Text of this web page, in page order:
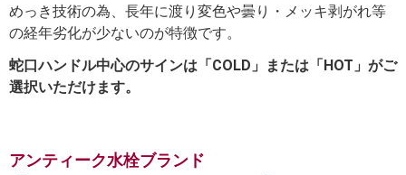
めっき技術の為、長年に渡り変色や曇り・メッキ剥がれ等
の経年劣化が少ないのが特徴です。
蛇口ハンドル中心のサインは「COLD」または「HOT」がご
選択いただけます。
アンティーク水栓ブランド